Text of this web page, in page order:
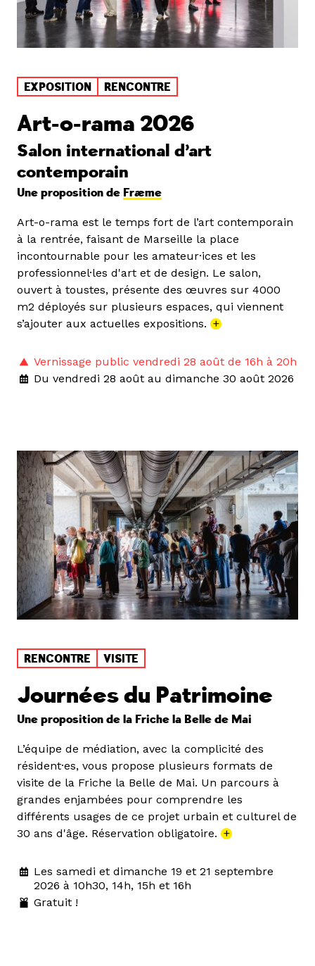
EXPOSITION RENCONTRE
Art-o-rama 2026
Salon international d’art
contemporain
Une proposition de Fræme
Art-o-rama est le temps fort de l’art contemporain
à la rentrée, faisant de Marseille la place
incontournable pour les amateur·ices et les
professionnel·les d'art et de design. Le salon,
ouvert à toustes, présente des œuvres sur 4000
m2 déployés sur plusieurs espaces, qui viennent
s’ajouter aux actuelles expositions. +
Vernissage public vendredi 28 août de 16h à 20h
Du vendredi 28 août au dimanche 30 août 2026
RENCONTRE VISITE
Journées du Patrimoine
Une proposition de la Friche la Belle de Mai
L’équipe de médiation, avec la complicité des
résident·es, vous propose plusieurs formats de
visite de la Friche la Belle de Mai. Un parcours à
grandes enjambées pour comprendre les
différents usages de ce projet urbain et culturel de
30 ans d'âge. Réservation obligatoire. +
Les samedi et dimanche 19 et 21 septembre
2026 à 10h30, 14h, 15h et 16h
Gratuit !